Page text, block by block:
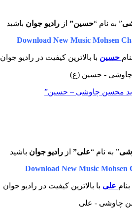
” به نام “حسین” از رادیو جوان باشید
Download New Music Mohsen
حسین با بالاترین کیفیت در رادیو جوان
محسن چاوشی – حسین”
” به نام “علی” ازرادیو جوان باشید
Download New Music Mohsen
بنام علی با بالاترین کیفیت در رادیو جوان